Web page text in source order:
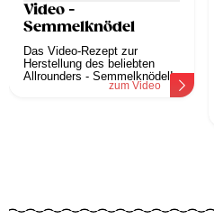
Video -
Semmelknödel
Das Video-Rezept zur
Herstellung des beliebten
Allrounders - Semmelknödel!
zum Video